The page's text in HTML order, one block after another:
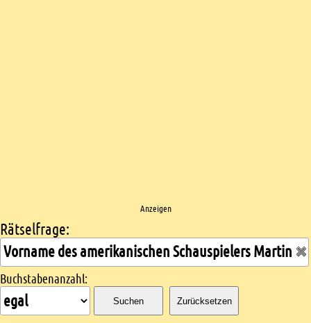
Anzeigen
Kreuzworträtsel suchen
Rätselfrage:
Buchstabenanzahl:
Suchen Zurücksetzen